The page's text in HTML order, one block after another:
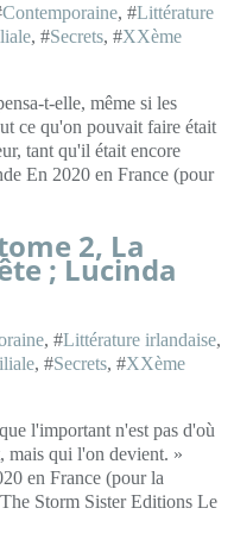
Contemporaine, #Littérature
, #Secrets, #XXème
t-elle, même si les
ce qu'on pouvait faire était
tant qu'il était encore
En 2020 en France (pour
2, La
; Lucinda
, #Littérature irlandaise,
, #Secrets, #XXème
l'important n'est pas d'où
mais qui l'on devient. »
en France (pour la
Storm Sister Editions Le